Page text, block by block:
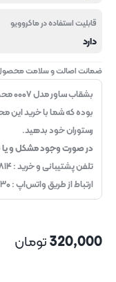
قابلیت استفاده در ماکروویو
دارد
ضمانت اصالت و سلامت
بوده که شما با خرید این
رستوران خود بدهید.
در صورت وجود مشکل و یا
تلفن پشتیبانی و خرید : ۰۲۱۵۵۰۸۴۸۱۴ و ۰۲۱۵۵۰۸۴۸۱۳
ارتباط از طریق واتس‌اپ : ۰۹۳۰۳۲۳۲۱۳۰
320,000تومان